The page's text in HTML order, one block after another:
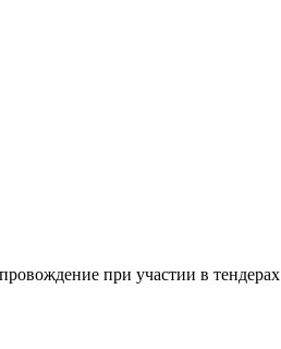
при участии в тендерах